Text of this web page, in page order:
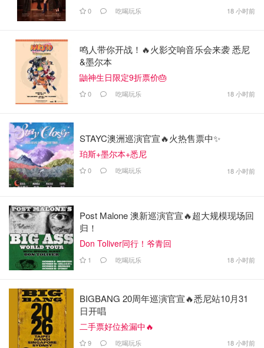
0 吃喝玩乐 18 小时前
鸣人带你开战！🔥火影交响音乐会来袭 悉尼
&墨尔本
鼬神生日限定9折票价🎂
0 吃喝玩乐 18 小时前
STAYC澳洲巡演官宣🔥火热售票中✨
珀斯+墨尔本+悉尼
0 吃喝玩乐 18 小时前
Post Malone 澳新巡演官宣🔥超大规模现场回
归！
Don Toliver同行！爷青回
1 吃喝玩乐 18 小时前
BIGBANG 20周年巡演官宣🔥悉尼站10月31
日开唱
二手票好位捡漏中🔥
9 吃喝玩乐 18 小时前